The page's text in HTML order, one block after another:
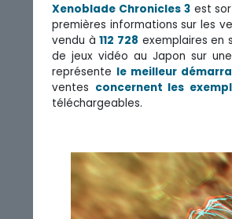
Xenoblade Chronicles 3est
premières informations sur les
vendu à 112 728 exemplaires en
de jeux vidéo au Japon sur
représente le meilleur
ventes concernent les
téléchargeables.